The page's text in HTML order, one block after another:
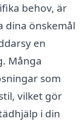
behov, är
dina önskemål
en
Många
som
vilket gör
i din